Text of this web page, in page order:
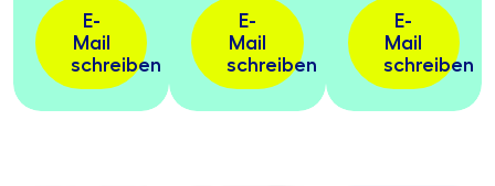
E-
Mail
schreiben
E-
Mail
schreiben
E-
Mail
schreiben